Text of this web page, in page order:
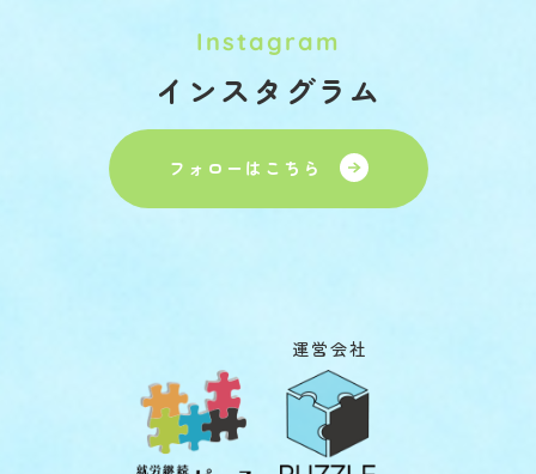
Instagram
インスタグラム
フォローはこちら
運営会社